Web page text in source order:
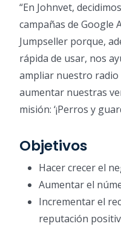
“En Johnvet,
campañas de Google
Jumpseller porque,
rápida de usar, nos
ampliar nuestro radio
aumentar nuestras
misión: ‘¡Perros y
Objetivos
Hacer crecer el
Aumentar el
Incrementar el
reputación